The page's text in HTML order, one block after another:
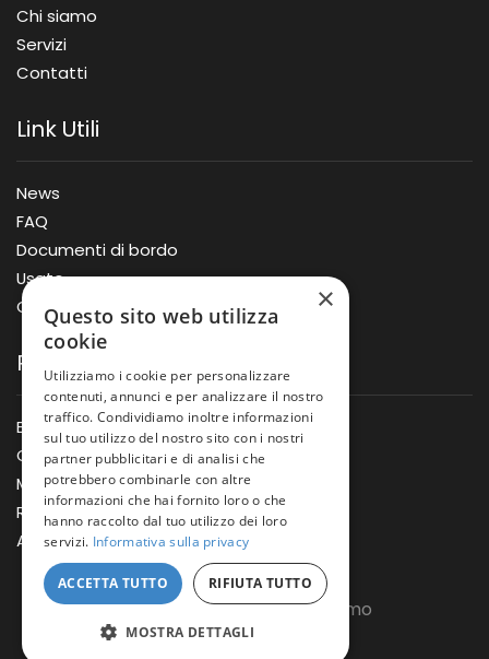
Chi siamo
Servizi
Contatti
Link Utili
News
FAQ
Documenti di bordo
Usato
Offerte
Prodotti
Barche
Gommoni
Motori
Rimorchi
Accessori
Copyright © Nautica Massimo
×
Questo sito web utilizza
cookie
Utilizziamo i cookie per personalizzare
contenuti, annunci e per analizzare il nostro
traffico. Condividiamo inoltre informazioni
sul tuo utilizzo del nostro sito con i nostri
partner pubblicitari e di analisi che
potrebbero combinarle con altre
informazioni che hai fornito loro o che
hanno raccolto dal tuo utilizzo dei loro
servizi. Informativa sulla privacy
ACCETTA TUTTO RIFIUTA TUTTO
MOSTRA DETTAGLI